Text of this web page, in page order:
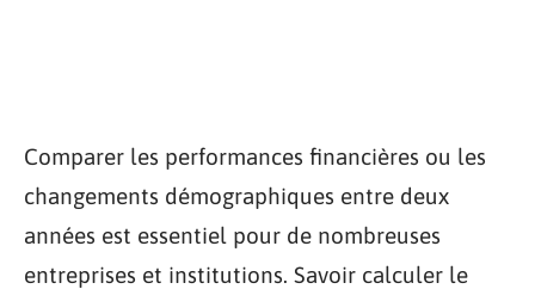
Comparer les performances financières ou les
changements démographiques entre deux
années est essentiel pour de nombreuses
entreprises et institutions. Savoir calculer le